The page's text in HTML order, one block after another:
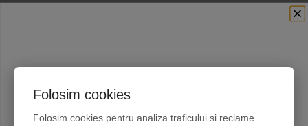
Folosim cookies
Folosim cookies pentru analiza traficului si reclame
Ofertele bune, direct în inbox